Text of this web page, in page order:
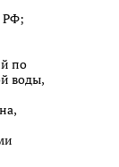
РФ;
по
воды,